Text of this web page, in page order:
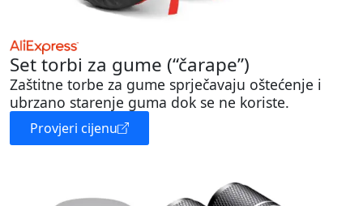
Set torbi za gume (“čarape”)
Zaštitne torbe za gume sprječavaju oštećenje i
ubrzano starenje guma dok se ne koriste.
Provjeri cijenu